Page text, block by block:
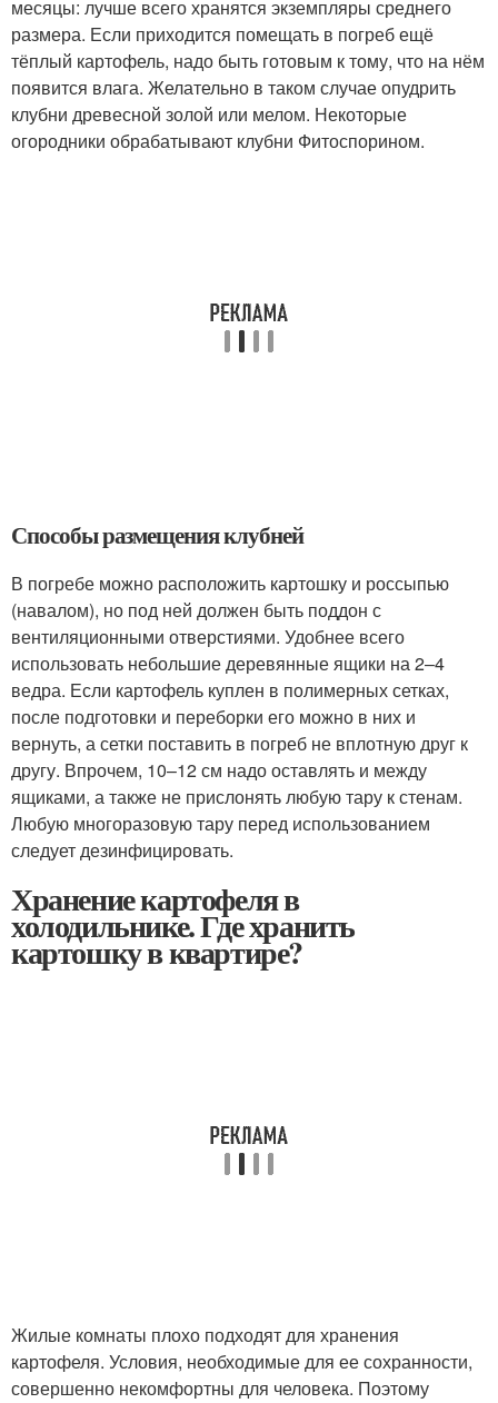
месяцы: лучше всего хранятся экземпляры среднего
размера. Если приходится помещать в погреб ещё
тёплый картофель, надо быть готовым к тому, что на нём
появится влага. Желательно в таком случае опудрить
клубни древесной золой или мелом. Некоторые
огородники обрабатывают клубни Фитоспорином.
Способы размещения клубней
В погребе можно расположить картошку и россыпью
(навалом), но под ней должен быть поддон с
вентиляционными отверстиями. Удобнее всего
использовать небольшие деревянные ящики на 2–4
ведра. Если картофель куплен в полимерных сетках,
после подготовки и переборки его можно в них и
вернуть, а сетки поставить в погреб не вплотную друг к
другу. Впрочем, 10–12 см надо оставлять и между
ящиками, а также не прислонять любую тару к стенам.
Любую многоразовую тару перед использованием
следует дезинфицировать.
Хранение картофеля в
холодильнике. Где хранить
картошку в квартире?
Жилые комнаты плохо подходят для хранения
картофеля. Условия, необходимые для ее сохранности,
совершенно некомфортны для человека. Поэтому